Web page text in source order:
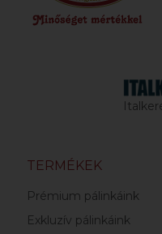
TERMÉKEK
Prémium pálinkáink
Exkluzív pálinkáink